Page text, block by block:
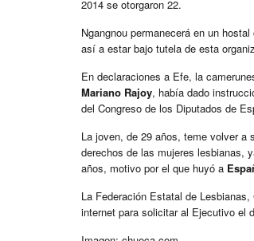
2014 se otorgaron 22.
Ngangnou permanecerá en un
así a estar bajo tutela de esta
En declaraciones a Efe, la
Mariano Rajoy, había dado
del Congreso de los Diputados de
La joven, de 29 años, teme volver a
derechos de las mujeres lesbianas,
años, motivo por el que huyó a
La Federación Estatal de
internet para solicitar al Ejecutivo el